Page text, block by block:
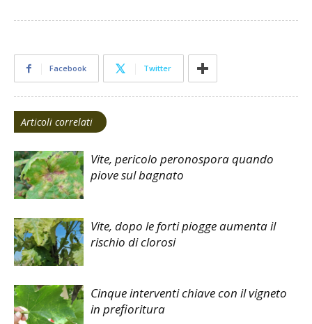
Facebook Twitter
Articoli correlati
Vite, pericolo peronospora quando
piove sul bagnato
Vite, dopo le forti piogge aumenta il
rischio di clorosi
Cinque interventi chiave con il vigneto
in prefioritura